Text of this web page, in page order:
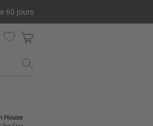
60 jours